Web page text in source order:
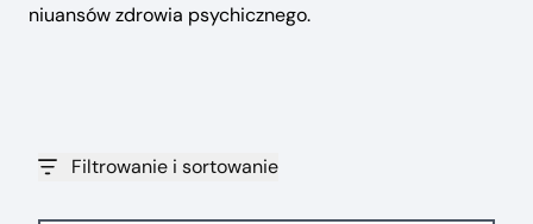
niuansów zdrowia psychicznego.
Filtrowanie i sortowanie